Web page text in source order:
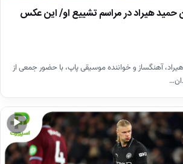
حمید هیراد در مراسم تشییع او/ این عکس
آهنگساز و خواننده موسیقی پاپ، با حضور جمعی از
▶